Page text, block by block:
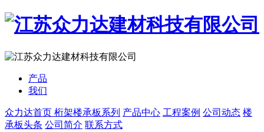
产品
我们
众力达首页 桁架楼承板系列 产品中心 工程案例 公司动态 楼
承板头条 公司简介 联系方式